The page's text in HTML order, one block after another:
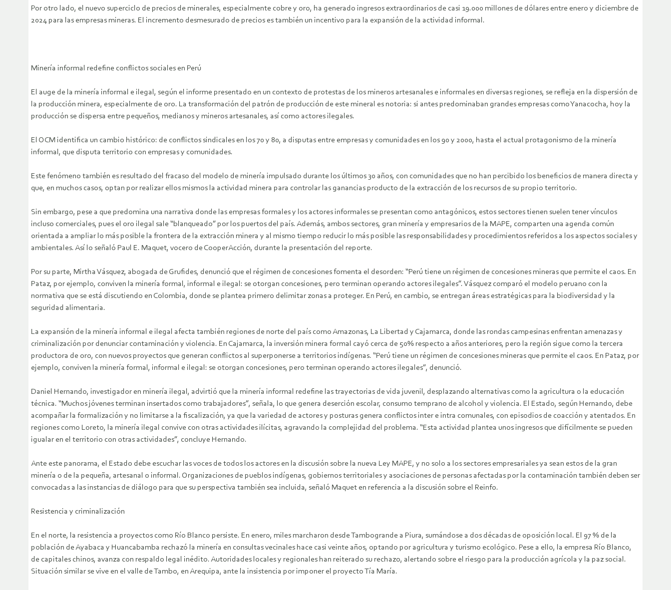
Por otro lado, el nuevo superciclo de precios de minerales, especialmente cobre y oro, ha generado ingresos extraordinarios de casi 19.000 millones de dólares entre enero y diciembre de
2024 para las empresas mineras. El incremento desmesurado de precios es también un incentivo para la expansión de la actividad informal.
Minería informal redefine conflictos sociales en Perú
El auge de la minería informal e ilegal, según el informe presentado en un contexto de protestas de los mineros artesanales e informales en diversas regiones, se refleja en la dispersión de
la producción minera, especialmente de oro. La transformación del patrón de producción de este mineral es notoria: si antes predominaban grandes empresas como Yanacocha, hoy la
producción se dispersa entre pequeños, medianos y mineros artesanales, así como actores ilegales.
El OCM identifica un cambio histórico: de conflictos sindicales en los 70 y 80, a disputas entre empresas y comunidades en los 90 y 2000, hasta el actual protagonismo de la minería
informal, que disputa territorio con empresas y comunidades.
Este fenómeno también es resultado del fracaso del modelo de minería impulsado durante los últimos 30 años, con comunidades que no han percibido los beneficios de manera directa y
que, en muchos casos, optan por realizar ellos mismos la actividad minera para controlar las ganancias producto de la extracción de los recursos de su propio territorio.
Sin embargo, pese a que predomina una narrativa donde las empresas formales y los actores informales se presentan como antagónicos, estos sectores tienen suelen tener vínculos
incluso comerciales, pues el oro ilegal sale “blanqueado” por los puertos del país. Además, ambos sectores, gran minería y empresarios de la MAPE, comparten una agenda común
orientada a ampliar lo más posible la frontera de la extracción minera y al mismo tiempo reducir lo más posible las responsabilidades y procedimientos referidos a los aspectos sociales y
ambientales. Así lo señaló Paul E. Maquet, vocero de CooperAcción, durante la presentación del reporte.
Por su parte, Mirtha Vásquez, abogada de Grufides, denunció que el régimen de concesiones fomenta el desorden: “Perú tiene un régimen de concesiones mineras que permite el caos. En
Pataz, por ejemplo, conviven la minería formal, informal e ilegal: se otorgan concesiones, pero terminan operando actores ilegales”. Vásquez comparó el modelo peruano con la
normativa que se está discutiendo en Colombia, donde se plantea primero delimitar zonas a proteger. En Perú, en cambio, se entregan áreas estratégicas para la biodiversidad y la
seguridad alimentaria.
La expansión de la minería informal e ilegal afecta también regiones de norte del país como Amazonas, La Libertad y Cajamarca, donde las rondas campesinas enfrentan amenazas y
criminalización por denunciar contaminación y violencia. En Cajamarca, la inversión minera formal cayó cerca de 50% respecto a años anteriores, pero la región sigue como la tercera
productora de oro, con nuevos proyectos que generan conflictos al superponerse a territorios indígenas. “Perú tiene un régimen de concesiones mineras que permite el caos. En Pataz, por
ejemplo, conviven la minería formal, informal e ilegal: se otorgan concesiones, pero terminan operando actores ilegales”, denunció.
Daniel Hernando, investigador en minería ilegal, advirtió que la minería informal redefine las trayectorias de vida juvenil, desplazando alternativas como la agricultura o la educación
técnica. “Muchos jóvenes terminan insertados como trabajadores”, señala, lo que genera deserción escolar, consumo temprano de alcohol y violencia. El Estado, según Hernando, debe
acompañar la formalización y no limitarse a la fiscalización, ya que la variedad de actores y posturas genera conflictos inter e intra comunales, con episodios de coacción y atentados. En
regiones como Loreto, la minería ilegal convive con otras actividades ilícitas, agravando la complejidad del problema. “Esta actividad plantea unos ingresos que difícilmente se pueden
igualar en el territorio con otras actividades”, concluye Hernando.
Ante este panorama, el Estado debe escuchar las voces de todos los actores en la discusión sobre la nueva Ley MAPE, y no solo a los sectores empresariales ya sean estos de la gran
minería o de la pequeña, artesanal o informal. Organizaciones de pueblos indígenas, gobiernos territoriales y asociaciones de personas afectadas por la contaminación también deben ser
convocadas a las instancias de diálogo para que su perspectiva también sea incluida, señaló Maquet en referencia a la discusión sobre el Reinfo.
Resistencia y criminalización
En el norte, la resistencia a proyectos como Río Blanco persiste. En enero, miles marcharon desde Tambogrande a Piura, sumándose a dos décadas de oposición local. El 97 % de la
población de Ayabaca y Huancabamba rechazó la minería en consultas vecinales hace casi veinte años, optando por agricultura y turismo ecológico. Pese a ello, la empresa Río Blanco,
de capitales chinos, avanza con respaldo legal inédito. Autoridades locales y regionales han reiterado su rechazo, alertando sobre el riesgo para la producción agrícola y la paz social.
Situación similar se vive en el valle de Tambo, en Arequipa, ante la insistencia por imponer el proyecto Tía María.